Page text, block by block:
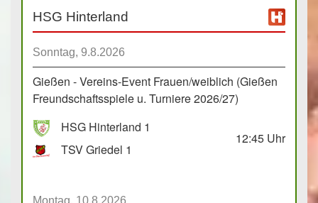
HSG Hinterland
Sonntag, 9.8.2026
Gießen - Vereins-Event Frauen/weiblich (Gießen
Freundschaftsspiele u. Turniere 2026/27)
HSG Hinterland 1
TSV Griedel 1
12:45 Uhr